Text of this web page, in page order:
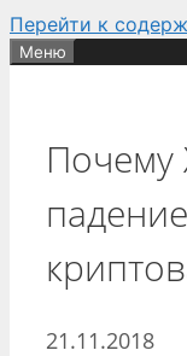
Перейти к
Меню
Почему
21.11.2018